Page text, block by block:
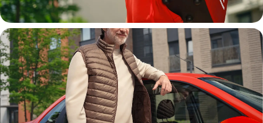
Пеший курьер